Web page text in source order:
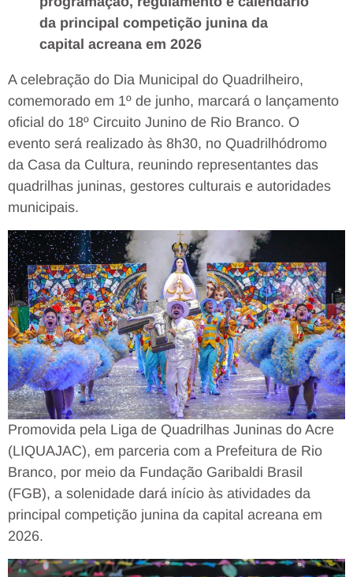
da principal competição junina da
capital acreana em 2026
A celebração do Dia Municipal do Quadrilheiro,
comemorado em 1º de junho, marcará o lançamento
oficial do 18º Circuito Junino de Rio Branco. O
evento será realizado às 8h30, no Quadrilhódromo
da Casa da Cultura, reunindo representantes das
quadrilhas juninas, gestores culturais e autoridades
municipais.
Promovida pela Liga de Quadrilhas Juninas do Acre
(LIQUAJAC), em parceria com a Prefeitura de Rio
Branco, por meio da Fundação Garibaldi Brasil
(FGB), a solenidade dará início às atividades da
principal competição junina da capital acreana em
2026.